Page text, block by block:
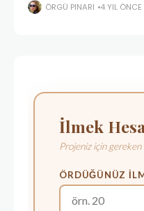
Onlar klasiktir. Her yaş ve
ÖRGÜ PINARI 4 YIL ÖNCE